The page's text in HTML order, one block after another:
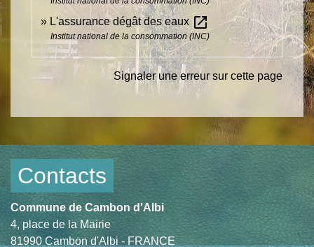
L'assurance dégât des eaux open_in_new
Institut national de la consommation (INC)
Signaler une erreur sur cette page
Contacts
Commune de Cambon d'Albi
4, place de la Mairie
81990 Cambon d'Albi - FRANCE